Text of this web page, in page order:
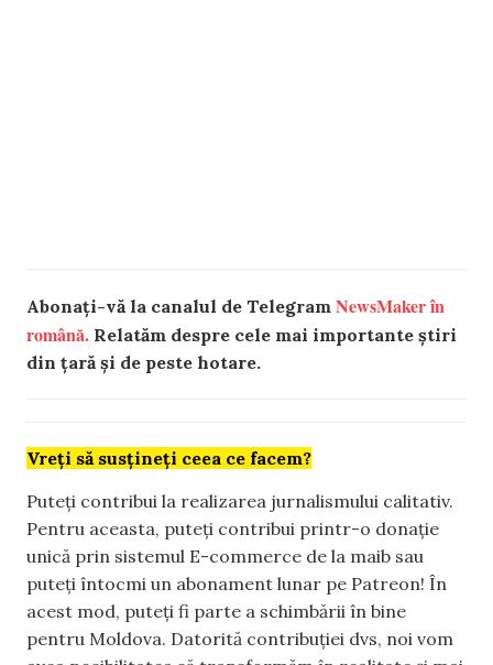
Abonați-vă la canalul de Telegram NewsMaker în
română. Relatăm despre cele mai importante știri
din țară și de peste hotare.
Vreți să susțineți ceea ce facem?
Puteți contribui la realizarea jurnalismului calitativ.
Pentru aceasta, puteți contribui printr-o donație
unică prin sistemul E-commerce de la maib sau
puteți întocmi un abonament lunar pe Patreon! În
acest mod, puteți fi parte a schimbării în bine
pentru Moldova. Datorită contribuției dvs, noi vom